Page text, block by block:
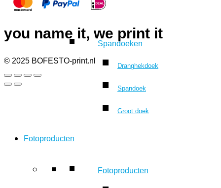
Spandoeken
Dranghekdoek
Spandoek
Groot doek
Fotoproducten
Fotoproducten
you name it, we print it
© 2025 BOFESTO-print.nl